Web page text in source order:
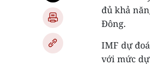
đủ khả
Đông.
IMF dự
với mức